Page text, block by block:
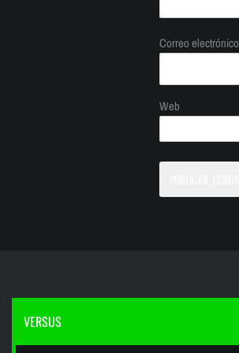
Correo electrónico
Web
VERSUS